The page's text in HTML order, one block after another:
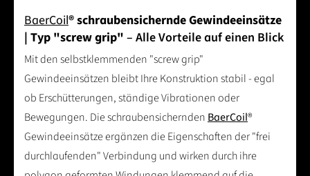
BaerCoil® schraubensichernde Gewindeeinsätze
| Typ "screw grip" – Alle Vorteile auf einen Blick
Mit den selbstklemmenden "screw grip"
Gewindeeinsätzen bleibt Ihre Konstruktion stabil - egal
ob Erschütterungen, ständige Vibrationen oder
Bewegungen. Die schraubensichernden BaerCoil®
Gewindeeinsätze ergänzen die Eigenschaften der "frei
durchlaufenden" Verbindung und wirken durch ihre